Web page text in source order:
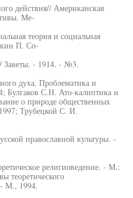
действия// Американская
Ме-
теория и социальная
П. Со-
Заветы. - 1914. - №3.
духа. Проблематика и
Булгаков С.Н. Ато-калиптика и
о природе общественных
Трубецкой С. И.
православной культуры. -
религиоведение. - М.:
теоретического
- М., 1994.